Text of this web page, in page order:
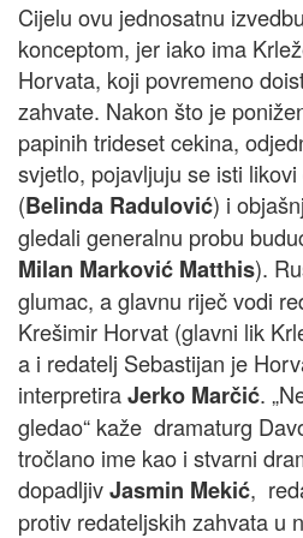
Cijelu ovu jednosatnu
konceptom, jer iako ima
Horvata, koji povremeno
zahvate. Nakon što je
papinih trideset cekina,
svjetlo, pojavljuju se isti
(Belinda Radulović) i
gledali generalnu probu
Milan Marković Matthis).
glumac, a glavnu riječ vodi
Krešimir Horvat (glavni lik
a i redatelj Sebastijan je
interpretiraJerko Marčić.
gledao“ kaže dramaturg
tročlano ime kao i stvarni
dopadljivJasmin Mekić,
protiv redateljskih zahvata u